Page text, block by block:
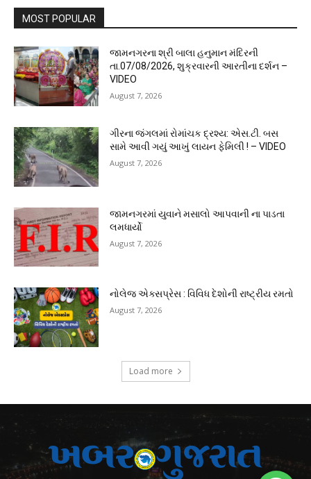
MOST POPULAR
જામનગરના શ્રી બાલા હનુમાન મંદિરની
તા.07/08/2026, શુક્રવારની આરતીના દર્શન –
VIDEO
August 7, 2026
ગીરના જંગલમાં રોમાંચક દ્રશ્ય: એસ.ટી. બસ
સામે આવી ગયું આખું લાયન ફેમિલી ! – VIDEO
August 7, 2026
જામનગરમાં યુવાને મસાલો આપવાની ના પાડતા
લમધાર્યો
August 7, 2026
નોલેજ એક્સપ્રેસ : વિવિધ દેશોની રાષ્ટ્રીય રમતો
August 7, 2026
Load more